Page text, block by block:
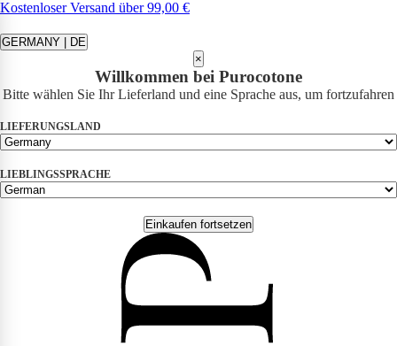
Kostenloser Versand über 99,00 €
GERMANY | DE
×
Willkommen bei Purocotone
Bitte wählen Sie Ihr Lieferland und eine Sprache aus, um fortzufahren
LIEFERUNGSLAND
LIEBLINGSSPRACHE
Einkaufen fortsetzen